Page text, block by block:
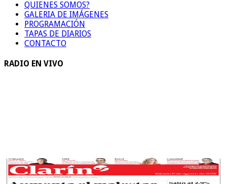
QUIENES SOMOS?
GALERIA DE IMÁGENES
PROGRAMACIÓN
TAPAS DE DIARIOS
CONTACTO
RADIO EN VIVO